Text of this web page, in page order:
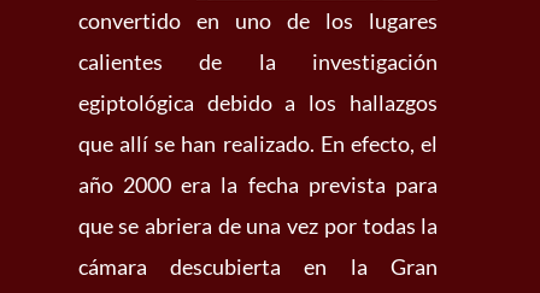
convertido en uno de los lugares
calientes de la investigación
egiptológica debido a los hallazgos
que allí se han realizado. En efecto, el
año 2000 era la fecha prevista para
que se abriera de una vez por todas la
cámara descubierta en la Gran